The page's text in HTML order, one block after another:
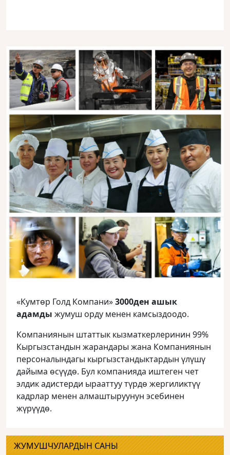
«Кумтөр Голд Компани»3000ден ашык
адамды жумуш орду менен камсыздоодо.
Компаниянын штаттык кызматкерлеринин 99%
Кыргызстандын жарандары жана Компаниянын
персоналындагы кыргызстандыктардын үлүшү
дайыма өсүүдө. Бул компанияда иштеген чет
элдик адистерди ырааттуу түрдө жергиликтүү
кадрлар менен алмаштыруунун эсебинен
жүрүүдө.
ЖУМУШЧУЛАРДЫН САНЫ